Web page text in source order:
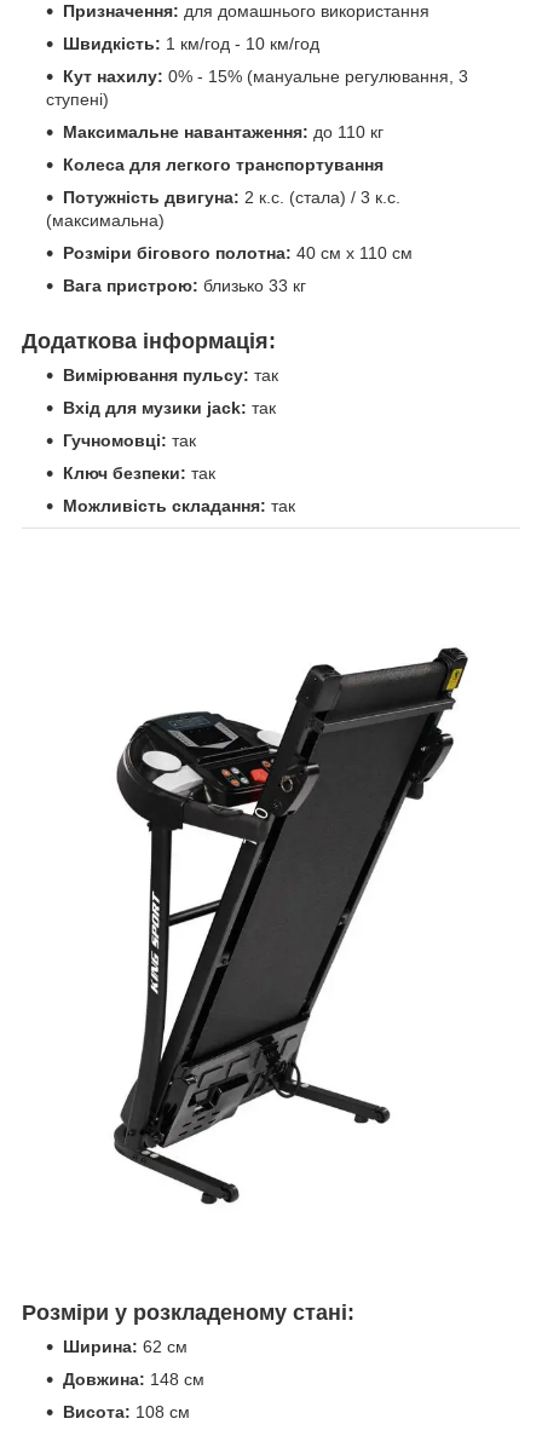
Призначення: для домашнього використання
Швидкість: 1 км/год - 10 км/год
Кут нахилу: 0% - 15% (мануальне регулювання, 3
ступені)
Максимальне навантаження: до 110 кг
Колеса для легкого транспортування
Потужність двигуна: 2 к.с. (стала) / 3 к.с.
(максимальна)
Розміри бігового полотна: 40 см x 110 см
Вага пристрою: близько 33 кг
Додаткова інформація:
Вимірювання пульсу: так
Вхід для музики jack: так
Гучномовці: так
Ключ безпеки: так
Можливість складання: так
Розміри у розкладеному стані:
Ширина: 62 см
Довжина: 148 см
Висота: 108 см